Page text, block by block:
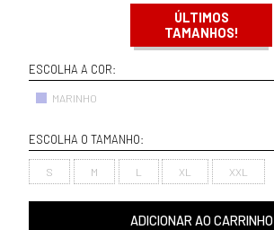
ÚLTIMOS
TAMANHOS!
ESCOLHA A COR:
MARINHO
ESCOLHA O TAMANHO:
S M L XL XXL
ADICIONAR AO CARRINHO